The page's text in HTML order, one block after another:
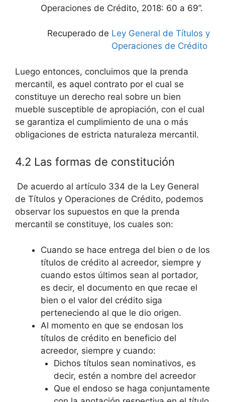
Operaciones de Crédito, 2018: 60 a 69”.
Recuperado de Ley General de Títulos y
Operaciones de Crédito
Luego entonces, concluimos que la prenda
mercantil, es aquel contrato por el cual se
constituye un derecho real sobre un bien
mueble susceptible de apropiación, con el cual
se garantiza el cumplimiento de una o más
obligaciones de estricta naturaleza mercantil.
4.2 Las formas de constitución
De acuerdo al artículo 334 de la Ley General
de Títulos y Operaciones de Crédito, podemos
observar los supuestos en que la prenda
mercantil se constituye, los cuales son:
Cuando se hace entrega del bien o de los
títulos de crédito al acreedor, siempre y
cuando estos últimos sean al portador,
es decir, el documento en que recae el
bien o el valor del crédito siga
perteneciendo al que le dio origen.
Al momento en que se endosan los
títulos de crédito en beneficio del
acreedor, siempre y cuando:
Dichos títulos sean nominativos, es
decir, estén a nombre del acreedor
Que el endoso se haga conjuntamente